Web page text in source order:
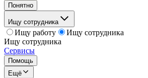
Понятно
Ищу сотрудника
Ищу работу
Ищу сотрудника
Ищу сотрудника
Сервисы
Помощь
Ещё